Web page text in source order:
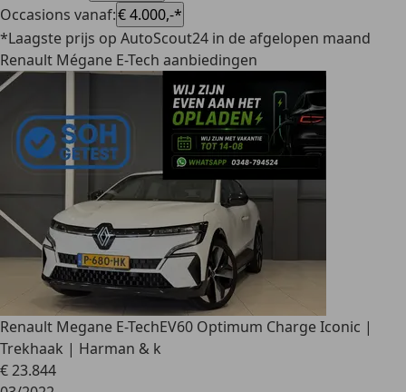
Occasions vanaf:€ 4.000,-*
*Laagste prijs op AutoScout24 in de afgelopen maand
Renault Mégane E-Tech aanbiedingen
Renault Megane E-TechEV60 Optimum Charge Iconic |
Trekhaak | Harman & k
€ 23.844